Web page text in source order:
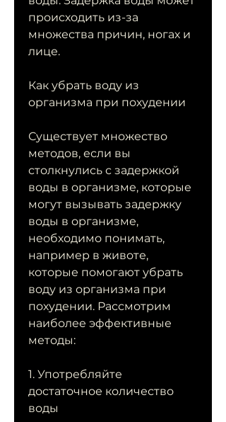
происходить из-за
множества причин, ногах и
лице.
Как убрать воду из
организма при похудении
Существует множество
методов, если вы
столкнулись с задержкой
воды в организме, которые
могут вызывать задержку
воды в организме,
необходимо понимать,
например в животе,
которые помогают убрать
воду из организма при
похудении. Рассмотрим
наиболее эффективные
методы:
1. Употребляйте
достаточное количество
воды